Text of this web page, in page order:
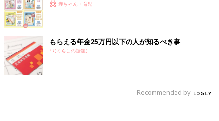
赤ちゃん・育児
もらえる年金25万円以下の人が知るべき事
PR(くらしの話題)
Recommended by